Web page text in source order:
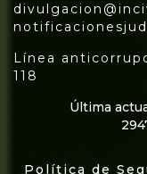
Línea
118
Última
Política de